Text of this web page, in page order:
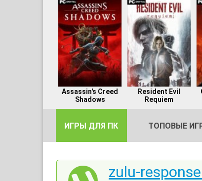
Assassin's Creed
Shadows
Resident Evil
Requiem
ИГРЫ ДЛЯ ПК ТОПОВЫЕ
zulu-